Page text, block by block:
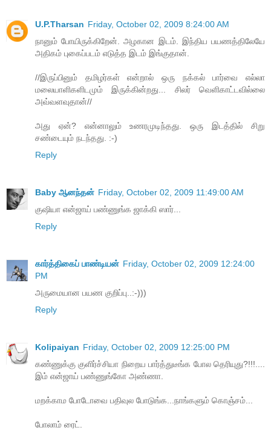
U.P.Tharsan Friday, October 02, 2009 8:24:00 AM
நானும் போயிருக்கிறேன். அழகான இடம். இந்திய பயணத்திலேயே
அதிகம் புகைப்படம் எடுத்த இடம் இங்குதான்.
//இருப்பினும் தமிழர்கள் என்றால் ஒரு நக்கல் பார்வை எல்லா
மலையாளிகளிடமும் இருக்கின்றது... சிலர் வெளிகாட்டவில்லை
அவ்வளவுதான்//
அது ஏன்? என்னாலும் உணரமுடிந்தது. ஒரு இடத்தில் சிறு
சண்டையும் நடந்தது. :-)
Reply
Baby ஆனந்தன் Friday, October 02, 2009 11:49:00 AM
குஷியா என்ஜாய் பண்ணுங்க ஜாக்கி ஸார்...
Reply
கார்த்திகைப் பாண்டியன் Friday, October 02, 2009 12:24:00
PM
அருமையான பயண குறிப்பு..:-)))
Reply
Kolipaiyan Friday, October 02, 2009 12:25:00 PM
கண்ணுக்கு குளிர்ச்சியா நிறைய பார்த்துடீங்க போல தெரியுது?!!!....
இம் என்ஜாய் பண்ணுங்கோ அண்ணா.
மறக்காம போடோவை பதிவுல போடுங்க...நாங்களும் கொஞ்சம்...
போலாம் ரைட்.